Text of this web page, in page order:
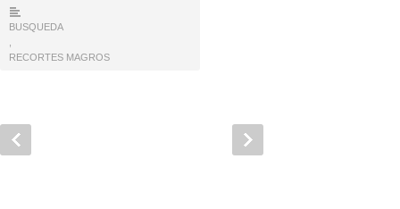
BUSQUEDA
RECORTES MAGROS